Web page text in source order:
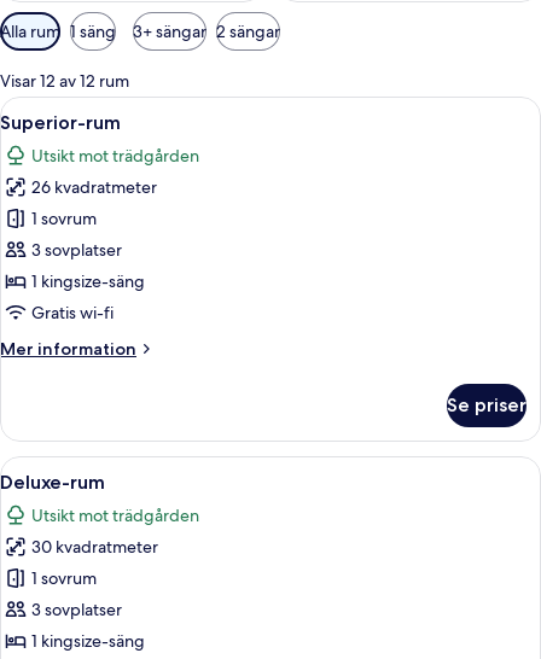
Tillgängliga
filter
för
rum
Alla rum 1 säng 3+ sängar 2 sängar
Visar 12 av 12 rum
Öppna
alla
foton
för
Superior-
rum
Ett sovrum med ett sluttande tak,
6
Superior-rum
Utsikt mot trädgården
26 kvadratmeter
1 sovrum
3 sovplatser
1 kingsize-säng
Gratis wi-fi
Mer information
Mer
rum
Se priser
Öppna
alla
foton
för
Deluxe-
rum
Ett hotellrum med en stor säng, en
7
Deluxe-rum
Utsikt mot trädgården
30 kvadratmeter
1 sovrum
3 sovplatser
1 kingsize-säng